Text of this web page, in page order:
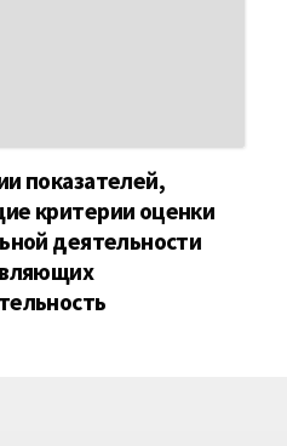
показателей,
критерии оценки
деятельности